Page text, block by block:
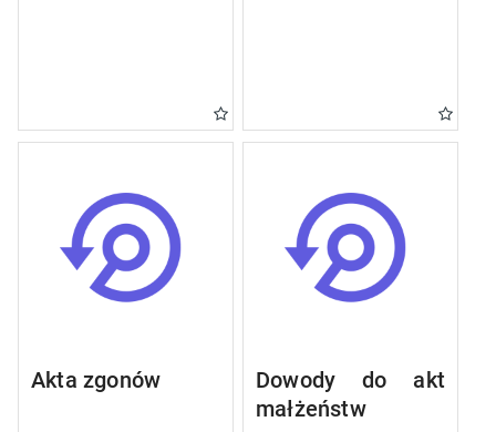
Akta zgonów
Dowody do akt
małżeństw